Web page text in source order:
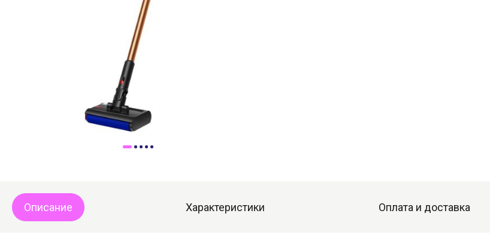
Описание Характеристики Оплата и доставка